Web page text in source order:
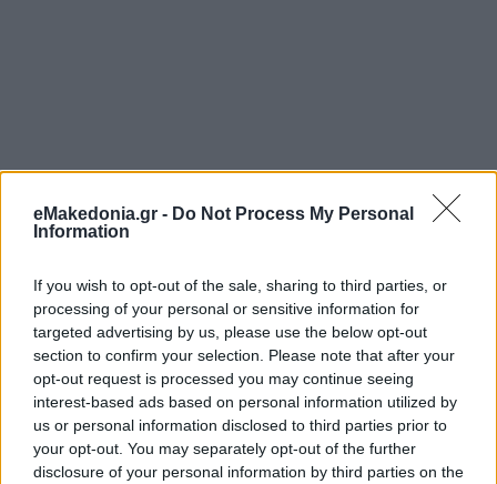
eMakedonia.gr - Do Not Process My Personal
Information
If you wish to opt-out of the sale, sharing to third parties, or
processing of your personal or sensitive information for
targeted advertising by us, please use the below opt-out
section to confirm your selection. Please note that after your
opt-out request is processed you may continue seeing
interest-based ads based on personal information utilized by
us or personal information disclosed to third parties prior to
your opt-out. You may separately opt-out of the further
disclosure of your personal information by third parties on the